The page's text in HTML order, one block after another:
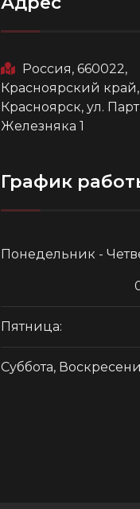
Россия, 660022,
Красноярский край,
Красноярск, ул.
Железняка 1
График
Понедельник -
Пятница:
Суббота,